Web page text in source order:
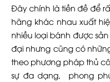
Đây chính là tiền đề để
hãng khác nhau xuất
nhiều loại bánh được
đại nhưng cũng có
theo phương pháp thủ
sự đa dạng, phong